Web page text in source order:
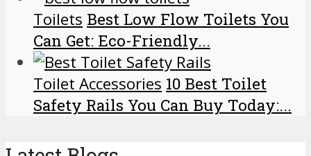
Toilets Best Low Flow Toilets You
Can Get: Eco-Friendly...
Toilet Accessories 10 Best Toilet
Safety Rails You Can Buy Today:...